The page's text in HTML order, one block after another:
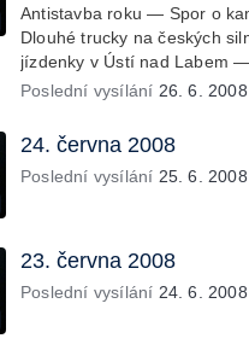
Antistavba roku — Spor o
Dlouhé trucky na českých
jízdenky v Ústí nad Labem —
zrušení poplatků za
Odsouzení lékař opět u
Shakespearovské slavnosti
archiv vlastní stížnostní list
Poslední vysílání 26. 6. 2008
24. června 2008
Poslední vysílání 25. 6. 2008
23. června 2008
Poslední vysílání 24. 6. 2008